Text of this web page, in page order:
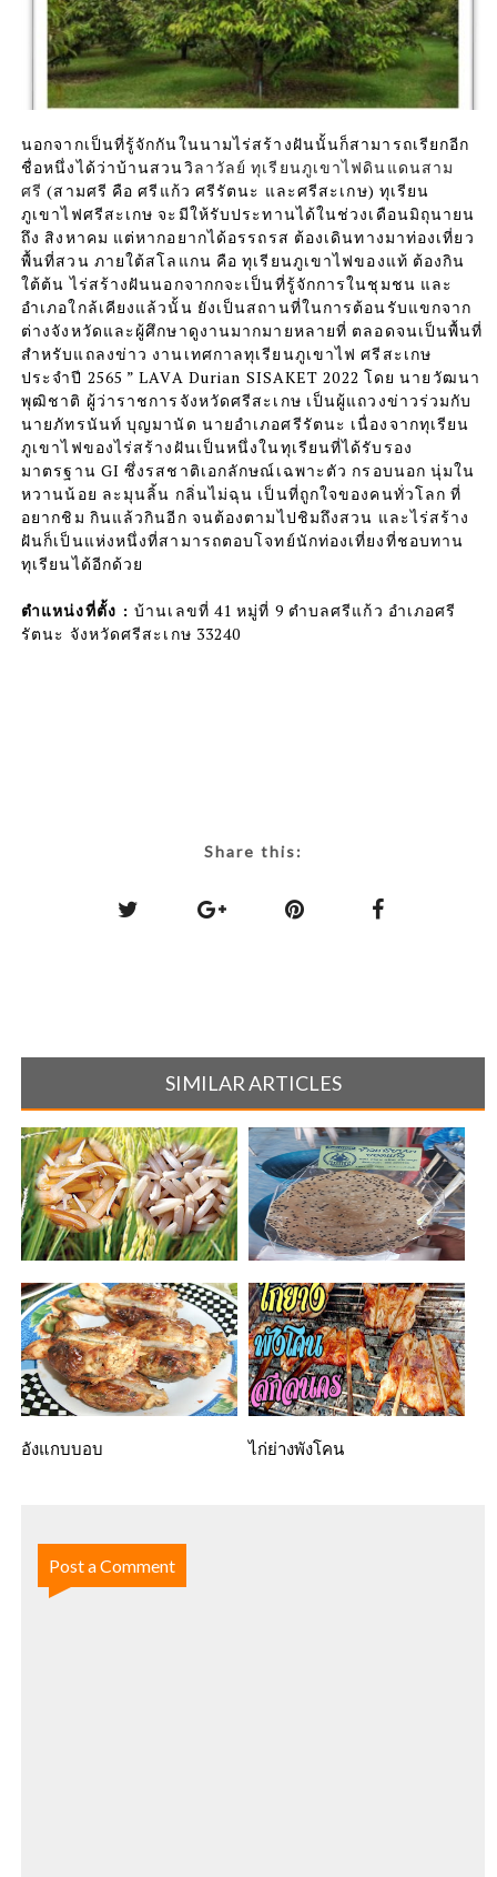
นอกจากเป็นที่รู้จักกันในนามไร่สร้างฝันนั้นก็สามารถเรียกอีก
ชื่อหนึ่งได้ว่าบ้านสวนวิลาวัลย์ ทุเรียนภูเขาไฟดินแดนสาม
ศรี(สามศรี คือ ศรีแก้ว ศรีรัตนะ และศรีสะเกษ) ทุเรียน
ภูเขาไฟศรีสะเกษ จะมีให้รับประทานได้ในช่วงเดือนมิถุนายน
ถึง สิงหาคม แต่หากอยากได้อรรถรส ต้องเดินทางมาท่องเที่ยว
พื้นที่สวน ภายใต้สโลแกน คือ ทุเรียนภูเขาไฟของแท้ ต้องกิน
ใต้ต้นไร่สร้างฝันนอกจากกจะเป็นที่รู้จักการในชุมชน และ
อำเภอใกล้เคียงแล้วนั้น ยังเป็นสถานที่ในการต้อนรับแขกจาก
ต่างจังหวัดและผู้ศึกษาดูงานมากมายหลายที่ ตลอดจนเป็นพื้นที่
สำหรับแถลงข่าว งานเทศกาลทุเรียนภูเขาไฟ ศรีสะเกษ
ประจำปี 2565 ” LAVA Durian SISAKET 2022 โดย นายวัฒนา
พุฒิชาติ ผู้ว่าราชการจังหวัดศรีสะเกษ เป็นผู้แถวงข่าวร่วมกับ
นายภัทรนันท์ บุญมานัด นายอำเภอศรีรัตนะ เนื่องจากทุเรียน
ภูเขาไฟของไร่สร้างฝันเป็นหนึ่งในทุเรียนที่ได้รับรอง
มาตรฐาน GI ซึ่งรสชาติเอกลักษณ์เฉพาะตัว กรอบนอก นุ่มใน
หวานน้อย ละมุนลิ้น กลิ่นไม่ฉุน เป็นที่ถูกใจของคนทั่วโลก ที่
อยากชิม กินแล้วกินอีก จนต้องตามไปชิมถึงสวน และไร่สร้าง
ฝันก็เป็นแห่งหนึ่งที่สามารถตอบโจทย์นักท่องเที่ยงที่ชอบทาน
ทุเรียนได้อีกด้วย
ตำแหน่งที่ตั้ง :บ้านเลขที่ 41 หมู่ที่ 9 ตำบลศรีแก้ว อำเภอศรี
รัตนะ จังหวัดศรีสะเกษ 33240
Share this:
SIMILAR ARTICLES
ข้าวฮางกุดรัง ข้าวเกรียบงายอดแก้ว
อังแกบบอบ ไก่ย่างพังโคน
Post a Comment